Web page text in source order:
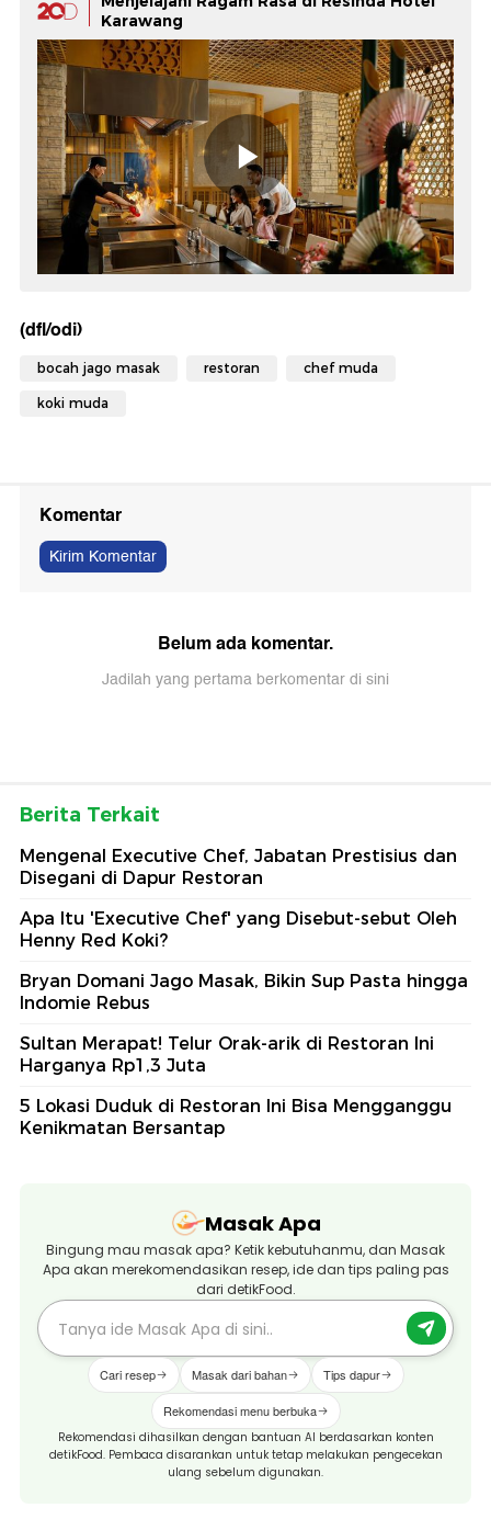
Karawang
(dfl/odi)
bocah jago masak restoran chef muda
koki muda
Komentar
Kirim Komentar
Belum ada komentar.
Jadilah yang pertama berkomentar di sini
Berita Terkait
Mengenal Executive Chef, Jabatan Prestisius dan
Disegani di Dapur Restoran
Apa Itu 'Executive Chef' yang Disebut-sebut Oleh
Henny Red Koki?
Bryan Domani Jago Masak, Bikin Sup Pasta hingga
Indomie Rebus
Sultan Merapat! Telur Orak-arik di Restoran Ini
Harganya Rp1,3 Juta
5 Lokasi Duduk di Restoran Ini Bisa Mengganggu
Kenikmatan Bersantap
Masak Apa
Bingung mau masak apa? Ketik kebutuhanmu, dan Masak
Apa akan merekomendasikan resep, ide dan tips paling pas
dari detikFood.
Cari resep Masak dari bahan Tips dapur
Rekomendasi menu berbuka
Rekomendasi dihasilkan dengan bantuan AI berdasarkan konten
detikFood. Pembaca disarankan untuk tetap melakukan pengecekan
ulang sebelum digunakan.